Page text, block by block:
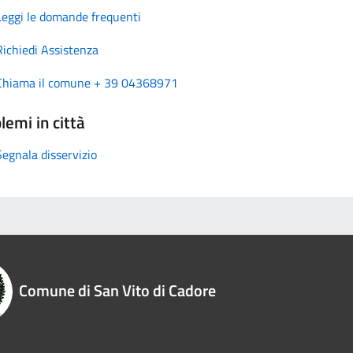
le domande frequenti
Assistenza
il comune + 39 04368971
in città
disservizio
Comune di San Vito di Cadore